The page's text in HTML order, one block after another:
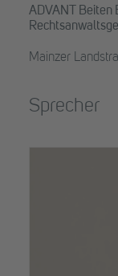
ADVANT Beiten
Mainzer
Sprecher